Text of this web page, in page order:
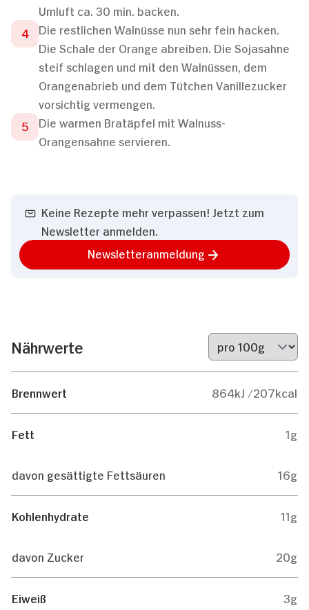
Umluft ca. 30 min. backen.
Die restlichen Walnüsse nun sehr fein hacken.
Die Schale der Orange abreiben. Die Sojasahne
steif schlagen und mit den Walnüssen, dem
Orangenabrieb und dem Tütchen Vanillezucker
vorsichtig vermengen.
Die warmen Bratäpfel mit Walnuss-
Orangensahne servieren.
Keine Rezepte mehr verpassen! Jetzt zum
Newsletter anmelden.
Newsletteranmeldung
Nährwerte
Brennwert 864kJ /207kcal
Fett 1g
davon gesättigte Fettsäuren 16g
Kohlenhydrate 11g
davon Zucker 20g
Eiweiß 3g